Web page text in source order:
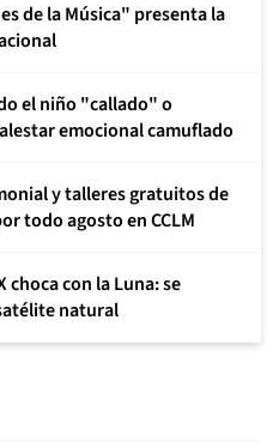
de la Música" presenta la
el niño "callado" o
emocional camuflado
y talleres gratuitos de
todo agosto en CCLM
choca con la Luna: se
natural